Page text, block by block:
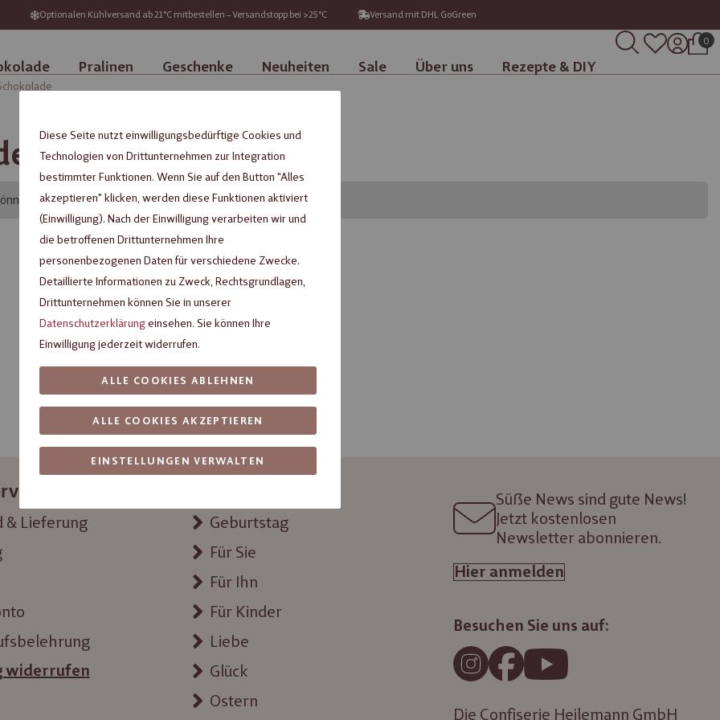
Optionalen Kühlversand ab 21°C mitbestellen – Versandstopp bei >25°C Versand mit DHL GoGreen
Pralinen Geschenke Neuheiten Sale Über uns Rezepte & DIY
0
guten Schokolade
wir keine passenden Produkte zu ihrer Auswahl finden.
& Lieferung
widerrufen
Geburtstag
Für Sie
Für Ihn
Für Kinder
Liebe
Glück
Ostern
Süße News sind gute News!
Jetzt kostenlosen
Newsletter abonnieren.
Hier anmelden
Besuchen Sie uns auf:
Die Confiserie Heilemann GmbH
Diese Seite nutzt einwilligungsbedürftige Cookies und
Technologien von Drittunternehmen zur Integration
bestimmter Funktionen. Wenn Sie auf den Button "Alles
akzeptieren" klicken, werden diese Funktionen aktiviert
(Einwilligung). Nach der Einwilligung verarbeiten wir und
die betroffenen Drittunternehmen Ihre
personenbezogenen Daten für verschiedene Zwecke.
Detaillierte Informationen zu Zweck, Rechtsgrundlagen,
Drittunternehmen können Sie in unserer
Datenschutzerklärungeinsehen. Sie können Ihre
Einwilligung jederzeit widerrufen.
EINSTELLUNGEN VERWALTEN
ALLE COOKIES AKZEPTIEREN
ALLE COOKIES ABLEHNEN